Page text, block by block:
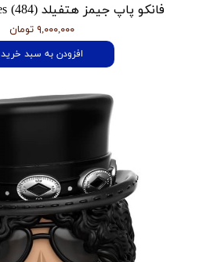
فانکو پاپ جیمز هتفیلد Metallica - James (484)
۹,۰۰۰,۰۰۰ تومان
افزودن به سبد خرید